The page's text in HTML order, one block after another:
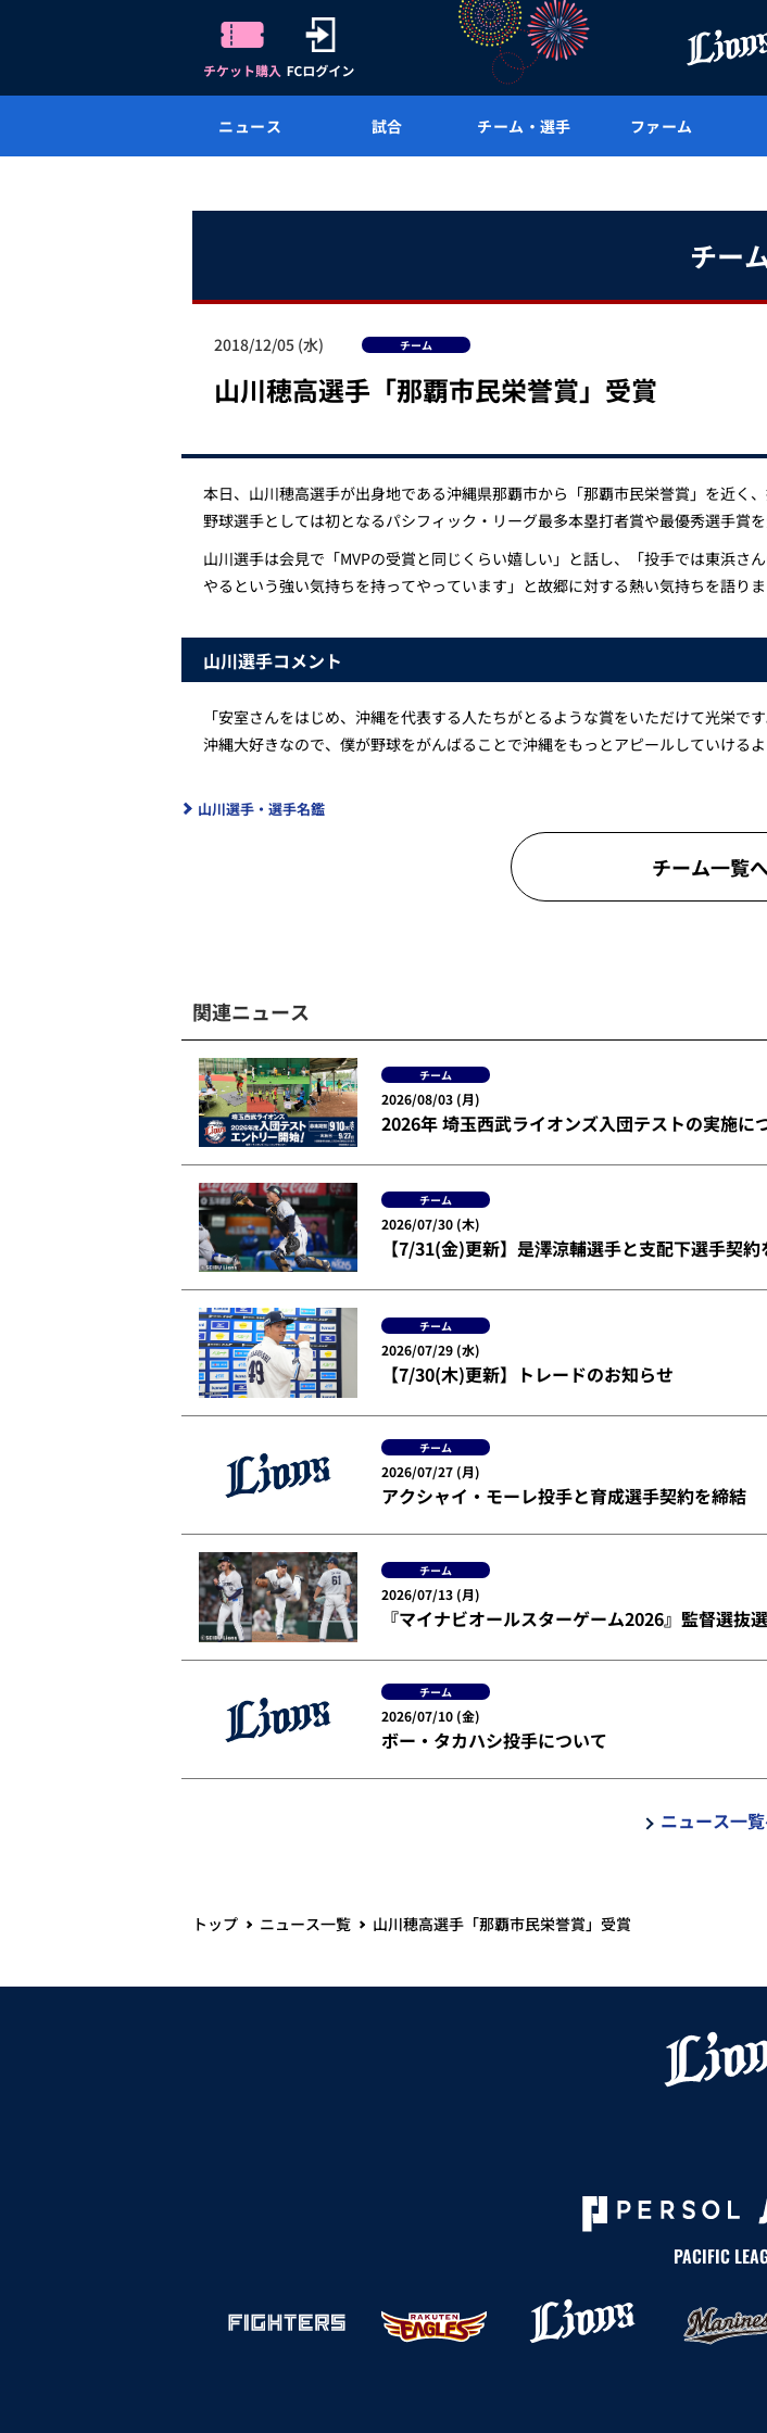
ニュース 試合 チーム・選手 ファーム
チー
2018/12/05 (水) チーム
山川穂高選手「那覇市民栄誉賞」受賞
本日、山川穂高選手が出身地である沖縄県那覇市から「那覇市民栄誉賞」を近く
野球選手としては初となるパシフィック・リーグ最多本塁打者賞や最優秀選手賞
山川選手は会見で「MVPの受賞と同じくらい嬉しい」と話し、「投手では東浜
やるという強い気持ちを持ってやっています」と故郷に対する熱い気持ちを語りま
山川選手コメント
「安室さんをはじめ、沖縄を代表する人たちがとるような賞をいただけて光栄です
沖縄大好きなので、僕が野球をがんばることで沖縄をもっとアピールしていけるよ
山川選手・選手名鑑
チーム一覧
関連ニュース
チーム
2026/08/03 (月)
2026年 埼玉西武ライオンズ入団テストの実施に
チーム
2026/07/30 (木)
【7/31(金)更新】是澤涼輔選手と支配下選手契約
チーム
2026/07/29 (水)
【7/30(木)更新】トレードのお知らせ
チーム
2026/07/27 (月)
アクシャイ・モーレ投手と育成選手契約を締結
チーム
2026/07/13 (月)
『マイナビオールスターゲーム2026』監督選抜
チーム
2026/07/10 (金)
ボー・タカハシ投手について
ニュース一
トップ ニュース一覧 山川穂高選手「那覇市民栄誉賞」受賞
PACIFIC